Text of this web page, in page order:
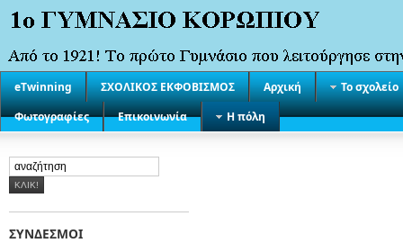
eTwinning ΣΧΟΛΙΚΟΣ ΕΚΦΟΒΙΣΜΟΣ Αρχική
Το σχολείο
Φωτογραφίες
Επικοινωνία Η πόλη
ΣΥΝΔΕΣΜΟΙ